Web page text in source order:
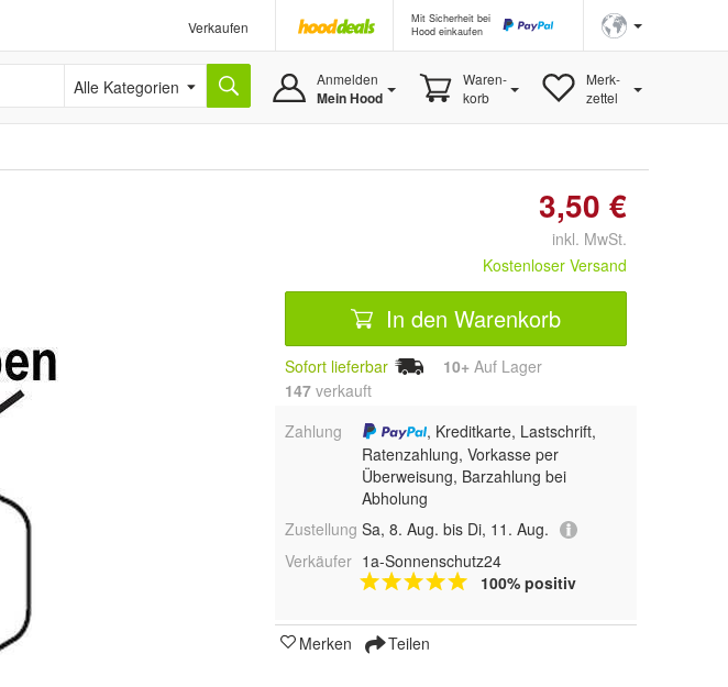
Verkaufen
Mit Sicherheit bei
Hood einkaufen
Alle Kategorien Anmelden
Mein Hood
Waren-
korb
Merk-
zettel
3,50 €
inkl. MwSt.
Kostenloser Versand
In den Warenkorb
Sofort lieferbar 10+ Auf Lager
147 verkauft
Zahlung
, Kreditkarte, Lastschrift,
Ratenzahlung, Vorkasse per
Überweisung, Barzahlung bei
Abholung
Zustellung Sa, 8. Aug. bis Di, 11. Aug.
Verkäufer 1a-Sonnenschutz24
100% positiv
Merken Teilen